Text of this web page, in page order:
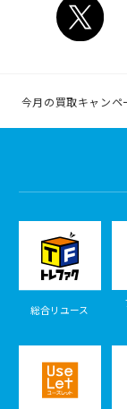
今月の買取キャンペ
総合リユース